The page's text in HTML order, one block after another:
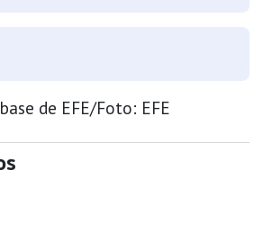
de EFE/Foto: EFE